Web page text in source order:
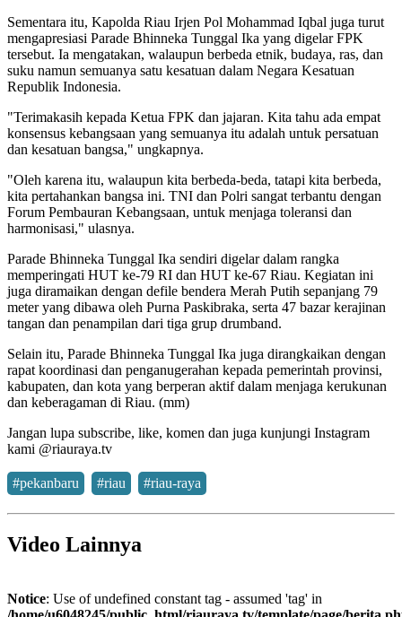
Sementara itu, Kapolda Riau Irjen Pol Mohammad Iqbal juga turut
mengapresiasi Parade Bhinneka Tunggal Ika yang digelar FPK
tersebut. Ia mengatakan, walaupun berbeda etnik, budaya, ras, dan
suku namun semuanya satu kesatuan dalam Negara Kesatuan
Republik Indonesia.
"Terimakasih kepada Ketua FPK dan jajaran. Kita tahu ada empat
konsensus kebangsaan yang semuanya itu adalah untuk persatuan
dan kesatuan bangsa," ungkapnya.
"Oleh karena itu, walaupun kita berbeda-beda, tatapi kita berbeda,
kita pertahankan bangsa ini. TNI dan Polri sangat terbantu dengan
Forum Pembauran Kebangsaan, untuk menjaga toleransi dan
harmonisasi," ulasnya.
Parade Bhinneka Tunggal Ika sendiri digelar dalam rangka
memperingati HUT ke-79 RI dan HUT ke-67 Riau. Kegiatan ini
juga diramaikan dengan defile bendera Merah Putih sepanjang 79
meter yang dibawa oleh Purna Paskibraka, serta 47 bazar kerajinan
tangan dan penampilan dari tiga grup drumband.
Selain itu, Parade Bhinneka Tunggal Ika juga dirangkaikan dengan
rapat koordinasi dan penganugerahan kepada pemerintah provinsi,
kabupaten, dan kota yang berperan aktif dalam menjaga kerukunan
dan keberagaman di Riau. (mm)
Jangan lupa subscribe, like, komen dan juga kunjungi Instagram
kami @riauraya.tv
#pekanbaru #riau #riau-raya
Video Lainnya
Notice: Use of undefined constant tag - assumed 'tag' in